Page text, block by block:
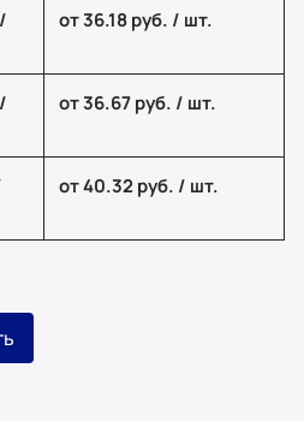
от 36.18 руб. / шт.
от 36.67 руб. / шт.
от 40.32 руб. / шт.